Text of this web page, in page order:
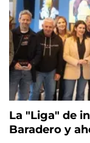
La "Liga" de
Baradero y